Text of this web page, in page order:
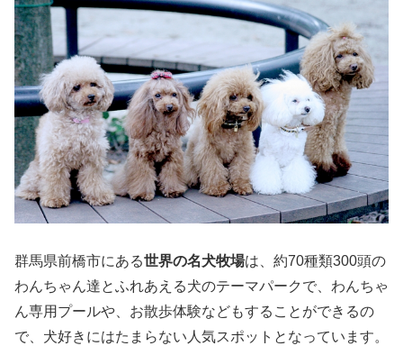
群馬県前橋市にある世界の名犬牧場は、約70種類300頭の
わんちゃん達とふれあえる犬のテーマパークで、わんちゃ
ん専用プールや、お散歩体験などもすることができるの
で、犬好きにはたまらない人気スポットとなっています。